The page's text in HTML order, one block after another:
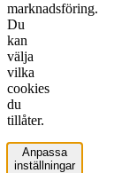
marknadsföring.
Du
kan
välja
vilka
cookies
du
tillåter.
Anpassa
inställningar